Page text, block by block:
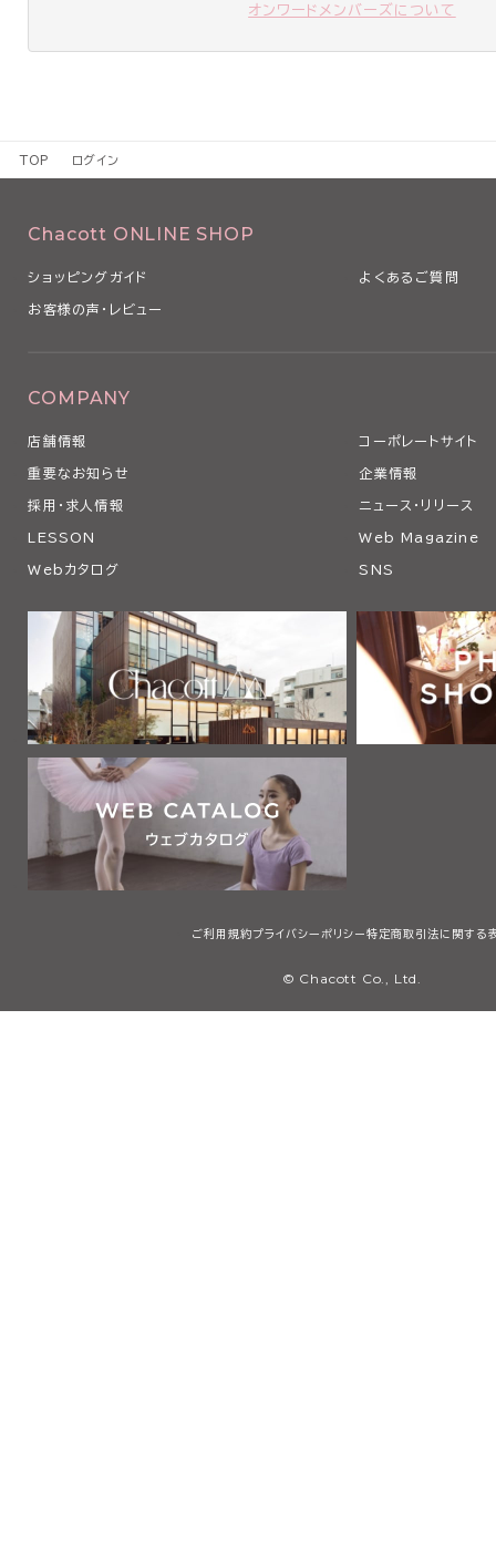
オンワードメンバーズについて
TOP ログイン
Chacott ONLINE SHOP
ショッピングガイド よくあるご質問
お客様の声・レビュー
COMPANY
店舗情報 コーポレートサイト
重要なお知らせ 企業情報
採用・求人情報 ニュース・リリース
LESSON Web Magazine
Webカタログ SNS
ご利用規約プライバシーポリシー 特定商取引法に関する
© Chacott Co., Ltd.